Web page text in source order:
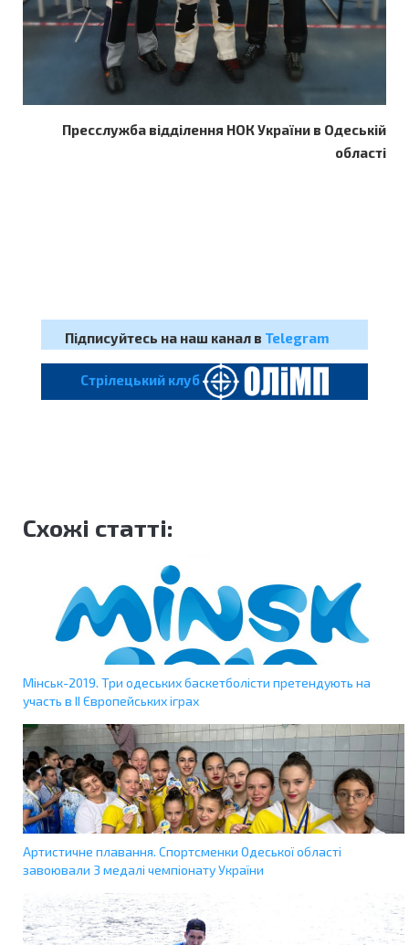
Пресслужба відділення НОК України в Одеській
області
Підписуйтесь на наш канал в Telegram
Cтрілецький клуб
Схожі статті:
Мінськ-2019. Три одеських баскетболісти претендують на
участь в ІІ Європейських іграх
Артистичне плавання. Спортсменки Одеської області
завоювали 3 медалі чемпіонату України